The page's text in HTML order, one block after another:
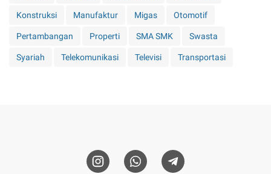
Konstruksi Manufaktur Migas Otomotif
Pertambangan Properti SMA SMK Swasta
Syariah Telekomunikasi Televisi Transportasi